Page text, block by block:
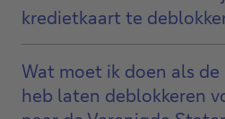
kredietkaart te
Wat moet ik doen als
heb laten deblokkeren